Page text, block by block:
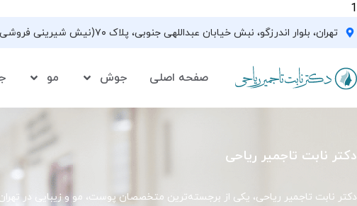
1
تهران، بلوار اندرزگو، نبش خیابان عبداللهی جنوبی، پلاک ۷۰(نیش شیرینی فروشی نیشکر)، واحد ۳۳ ، طبقه ۵
صفحه اصلی جوش مو
دکتر نابت تاجمیر ریاحی
دکتر نابت تاجمیر ریاحی، یکی از برجسته‌ترین متخصصان پوست، مو و زیبایی در